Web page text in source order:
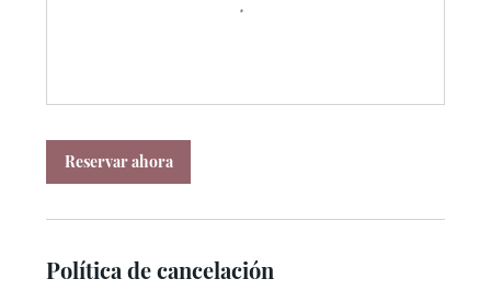
Reservar ahora
Política de cancelación